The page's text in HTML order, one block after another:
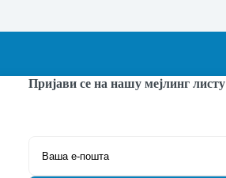
Пријави се на нашу мејлинг листу